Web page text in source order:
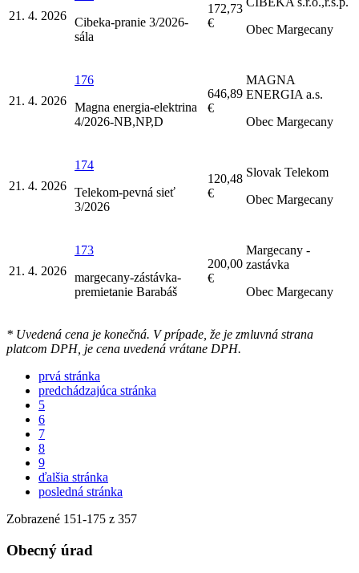
21. 4. 2026 Cibeka-pranie 3/2026-
sála
172,73
€
Obec Margecany
21. 4. 2026
176
Magna energia-elektrina
4/2026-NB,NP,D
646,89
€
MAGNA
ENERGIA a.s.
Obec Margecany
21. 4. 2026
174
Telekom-pevná sieť
3/2026
120,48
€
Slovak Telekom
Obec Margecany
21. 4. 2026
173
margecany-zástávka-
premietanie Barabáš
200,00
€
Margecany -
zastávka
Obec Margecany
* Uvedená cena je konečná. V prípade, že je zmluvná strana
platcom DPH, je cena uvedená vrátane DPH.
prvá stránka
predchádzajúca stránka
5
6
7
8
9
ďalšia stránka
posledná stránka
Zobrazené 151-175 z 357
Obecný úrad